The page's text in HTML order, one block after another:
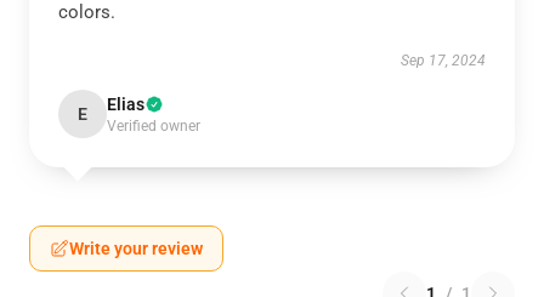
colors.
Sep 17, 2024
E Elias
Verified owner
Write your review